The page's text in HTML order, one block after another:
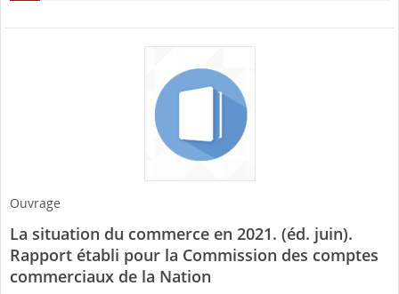
Ouvrage
La situation du commerce en 2021. (éd. juin).
Rapport établi pour la Commission des comptes
commerciaux de la Nation